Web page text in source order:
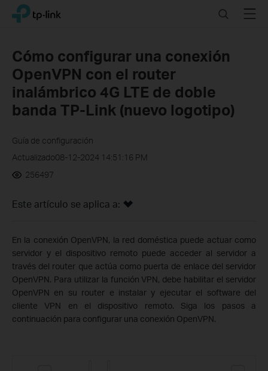
Click
navigation
TP-Link, Reliably Smart SearchMenu
Cómo configurar una conexión
OpenVPN con el router
inalámbrico 4G LTE de doble
banda TP-Link (nuevo logotipo)
Guía de configuración
Actualizado08-12-2024 14:51:16 PM
256497
Este artículo se aplica a:
En la conexión OpenVPN, la red doméstica puede actuar como
servidor y el dispositivo remoto puede acceder al servidor a
través del router que actúa como puerta de enlace del servidor
OpenVPN. Para utilizar la función VPN, debe habilitar el servidor
OpenVPN en su router e instalar y ejecutar el software del
cliente VPN en el dispositivo remoto. Siga los pasos a
continuación para configurar una conexión OpenVPN.